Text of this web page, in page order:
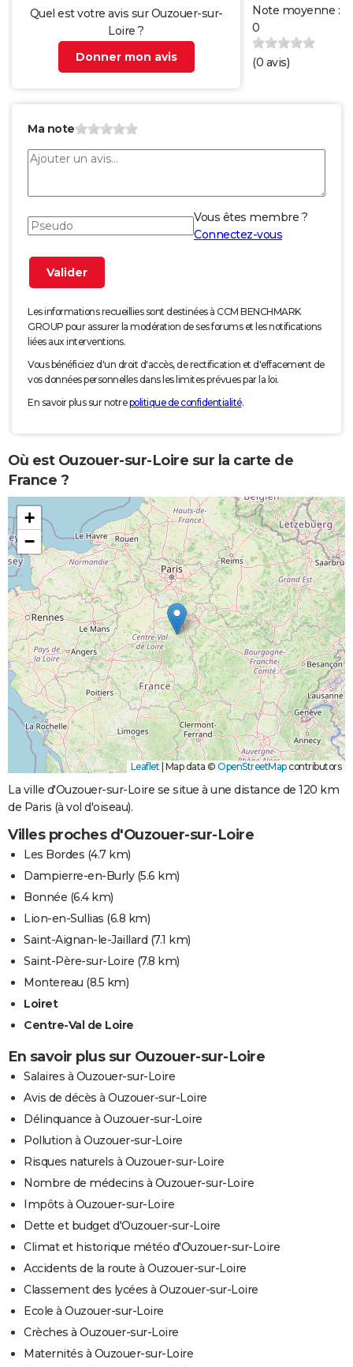
Quel est votre avis sur Ouzouer-sur-
Loire ?
Donner mon avis
Note moyenne :
0
(0 avis)
Ma note
Vous êtes membre ?
Connectez-vous
Les informations recueillies sont destinées à CCM BENCHMARK
GROUP pour assurer la modération de ses forums et les notifications
liées aux interventions.
Vous bénéficiez d'un droit d'accès, de rectification et d'effacement de
vos données personnelles dans les limites prévues par la loi.
En savoir plus sur notrepolitique de confidentialité.
Où est Ouzouer-sur-Loire sur la carte de
France ?
+
−
Leaflet Map data © OpenStreetMapcontributors
La ville d'Ouzouer-sur-Loire se situe à une distance de 120 km
de Paris (à vol d'oiseau).
Villes proches d'Ouzouer-sur-Loire
Les Bordes (4.7 km)
Dampierre-en-Burly(5.6 km)
Bonnée (6.4 km)
Lion-en-Sullias (6.8 km)
Saint-Aignan-le-Jaillard (7.1 km)
Saint-Père-sur-Loire (7.8 km)
Montereau (8.5 km)
Loiret
Centre-Val de Loire
En savoir plus sur Ouzouer-sur-Loire
Salaires à Ouzouer-sur-Loire
Avis de décès à Ouzouer-sur-Loire
Délinquance à Ouzouer-sur-Loire
Pollution à Ouzouer-sur-Loire
Risques naturels à Ouzouer-sur-Loire
Nombre de médecins à Ouzouer-sur-Loire
Impôts à Ouzouer-sur-Loire
Dette et budget d'Ouzouer-sur-Loire
Climat et historique météo d'Ouzouer-sur-Loire
Accidents de la route à Ouzouer-sur-Loire
Classement des lycées à Ouzouer-sur-Loire
Ecole à Ouzouer-sur-Loire
Crèches à Ouzouer-sur-Loire
Maternités à Ouzouer-sur-Loire